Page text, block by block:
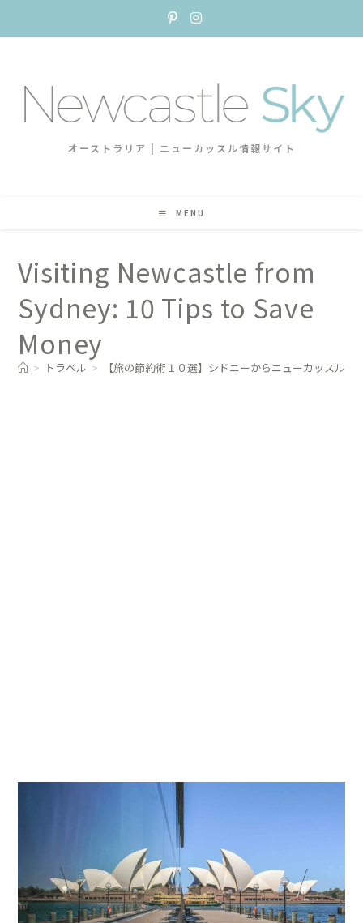
オーストラリア | ニューカッスル情報サイト
MENU
Visiting Newcastle from
Sydney: 10 Tips to Save
Money
> トラベル > 【旅の節約術１０選】シドニーからニューカッスルを